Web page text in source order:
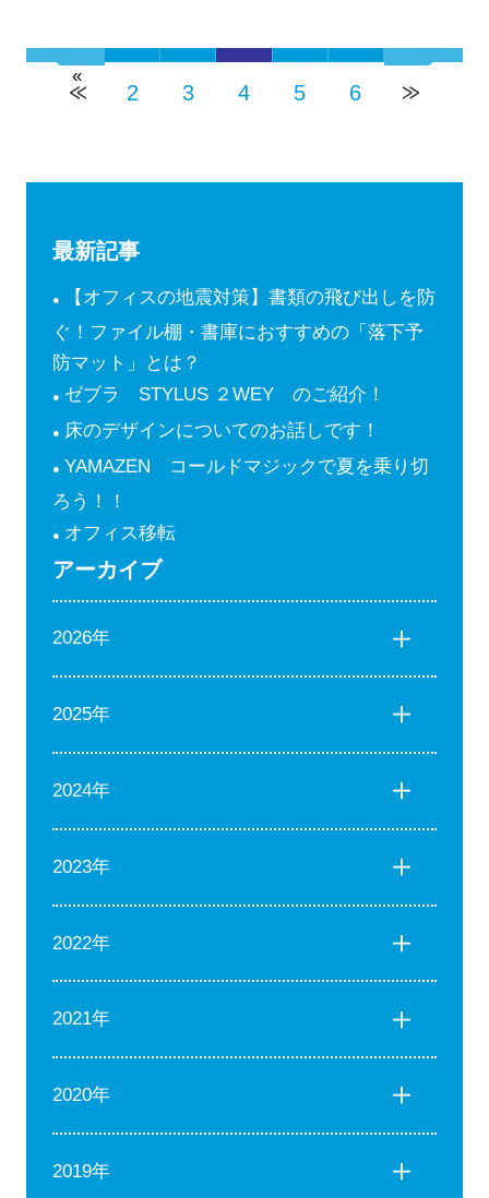
«
2 3 4 5 6
最新記事
【オフィスの地震対策】書類の飛び出しを防
ぐ！ファイル棚・書庫におすすめの「落下予
防マット」とは？
ゼブラ STYLUS ２WEY のご紹介！
床のデザインについてのお話しです！
YAMAZEN コールドマジックで夏を乗り切
ろう！！
オフィス移転
アーカイブ
2026年
2025年
2024年
2023年
2022年
2021年
2020年
2019年